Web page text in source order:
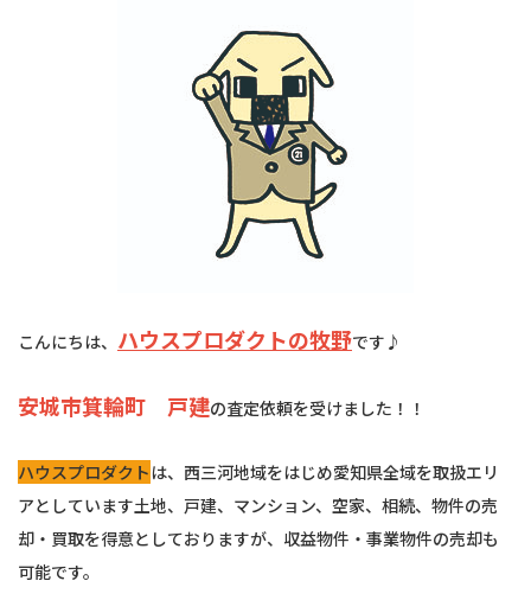
こんにちは、 ハウスプロダクトの牧野です♪
安城市箕輪町 戸建の査定依頼を受けました！！
ハウスプロダクトは、西三河地域をはじめ愛知県全域を取扱エリ
アとしています土地、戸建、マンション、空家、相続、物件の売
却・買取を得意としておりますが、収益物件・事業物件の売却も
可能です。